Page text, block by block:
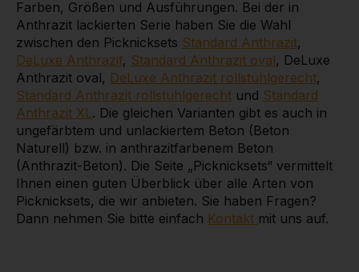
Farben, Größen und Ausführungen. Bei der in
Anthrazit lackierten Serie haben Sie die Wahl
zwischen den Picknicksets Standard Anthrazit,
DeLuxe Anthrazit, Standard Anthrazit oval, DeLuxe
Anthrazit oval, DeLuxe Anthrazit rollstuhlgerecht,
Standard Anthrazit rollstuhlgerecht und Standard
Anthrazit XL. Die gleichen Varianten gibt es auch in
ungefärbtem und unlackiertem Beton (Beton
Naturell) bzw. in anthrazitfarbenem Beton
(Anthrazit-Beton). Die Seite „Picknicksets“ vermittelt
Ihnen einen guten Überblick über alle Arten von
Picknicksets, die wir anbieten. Sie haben Fragen?
Dann nehmen Sie bitte einfach Kontakt mit uns auf.